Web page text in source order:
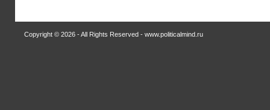
Copyright © 2026 - All Rights Reserved - www.politicalmind.ru